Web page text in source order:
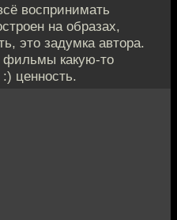
воспринимать
на образах,
это задумка автора.
фильмы какую-то
ценность.